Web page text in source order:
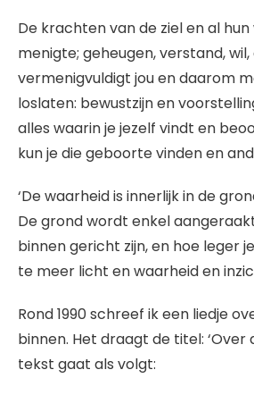
De krachten van de ziel en al
menigte; geheugen, verstand,
vermenigvuldigt jou en daarom
loslaten: bewustzijn en
alles waarin je jezelf vindt en
kun je die geboorte vinden en
‘De waarheid is innerlijk in de
De grond wordt enkel
binnen gericht zijn, en hoe leger
te meer licht en waarheid en
Rond 1990 schreef ik een liedje
binnen. Het draagt de titel: ‘Over
tekst gaat als volgt: